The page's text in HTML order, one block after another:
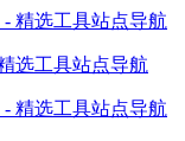
选工具站点导航